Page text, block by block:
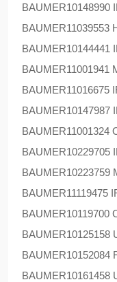
BAUMER10148990
BAUMER11039553
BAUMER10144441
BAUMER11001941
BAUMER11016675
BAUMER10147987
BAUMER11001324
BAUMER10229705
BAUMER10223759
BAUMER11119475
BAUMER10119700
BAUMER10125158
BAUMER10152084
BAUMER10161458